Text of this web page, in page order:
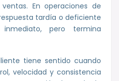
En operaciones de
tardía o deficiente
pero termina
tiene sentido cuando
velocidad y consistencia